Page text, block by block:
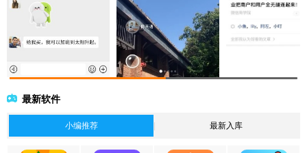
最新软件
小编推荐 最新入库